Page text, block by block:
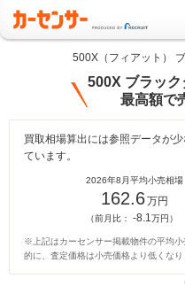
500X（フィアット）
500X ブラック
最高額で
買取相場算出には参照データが
ています。
2026年8月平均小売相場
162.6万円
（前月比： -8.1万円）
※上記はカーセンサー掲載物件の平均
的に、査定価格は小売価格より低くなり